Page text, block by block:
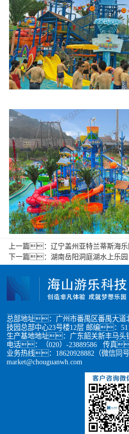
上一篇： 辽宁盖州亚特兰蒂斯海乐
下一篇： 湖南岳阳洞庭湖水上乐园
总部地址：广州市番禺区番禺大道
技园总部中心23号楼12层 邮编：
生产基地地址：广东韶关新丰马头
电话：（020）-23889586 传真
业务热线：18620928882（微信同
market@chouguanwh.com